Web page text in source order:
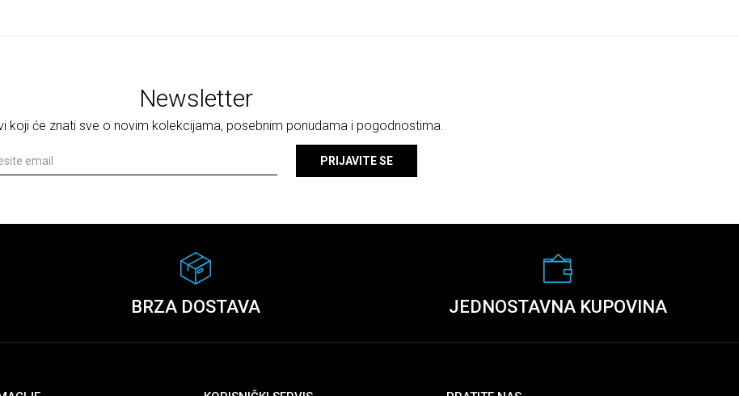
Newsletter
koji će znati sve o novim kolekcijama, posebnim ponudama i pogodnostima.
PRIJAVITE SE
BRZA DOSTAVA JEDNOSTAVNA KUPOVINA